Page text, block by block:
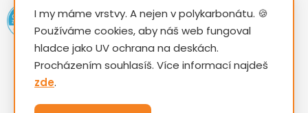
Vytvořil Shoptet
I my máme vrstvy. A nejen v polykarbonátu. 🍪
Používáme cookies, aby náš web fungoval
hladce jako UV ochrana na deskách.
Procházením souhlasíš. Více informací najdeš
zde.